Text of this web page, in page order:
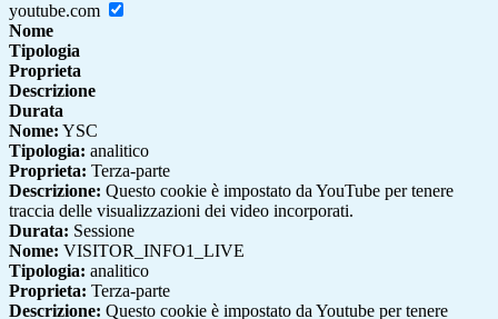
youtube.com
Nome
Tipologia
Proprieta
Descrizione
Durata
Nome: YSC
Tipologia: analitico
Proprieta: Terza-parte
Descrizione: Questo cookie è impostato da YouTube per tenere
traccia delle visualizzazioni dei video incorporati.
Durata: Sessione
Nome: VISITOR_INFO1_LIVE
Tipologia: analitico
Proprieta: Terza-parte
Descrizione: Questo cookie è impostato da Youtube per tenere